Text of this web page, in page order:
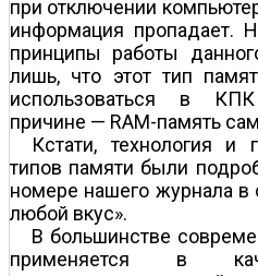
при отключении
информация пропадает.
принципы работы
лишь, что этот тип
использоваться в
причине — RAM-память
Кстати, технология
типов памяти были
номере нашего журнала в
любой вкус».
В большинстве
применяется в